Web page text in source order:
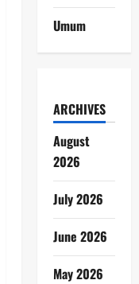
Umum
ARCHIVES
August
2026
July 2026
June 2026
May 2026